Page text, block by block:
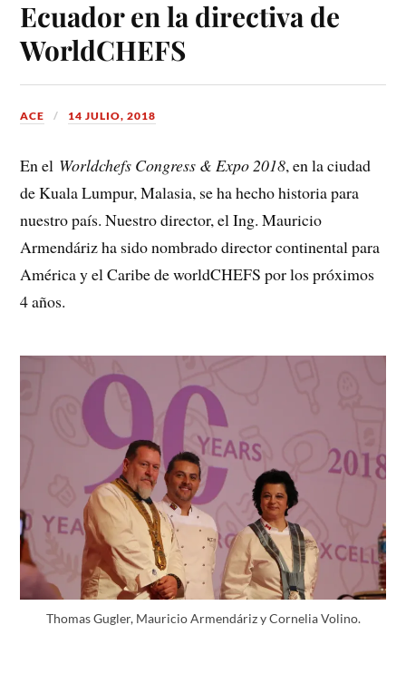
Ecuador en la directiva de
WorldCHEFS
ACE 14 JULIO, 2018
En el Worldchefs Congress & Expo 2018, en la ciudad
de Kuala Lumpur, Malasia, se ha hecho historia para
nuestro país. Nuestro director, el Ing. Mauricio
Armendáriz ha sido nombrado director continental para
América y el Caribe de worldCHEFS por los próximos
4 años.
Thomas Gugler, Mauricio Armendáriz y Cornelia Volino.